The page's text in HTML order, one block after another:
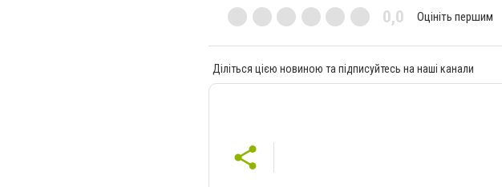
0,0 Оцініть першим
Діліться цією новиною та підписуйтесь на наші канали